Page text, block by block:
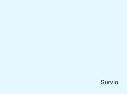
Survio